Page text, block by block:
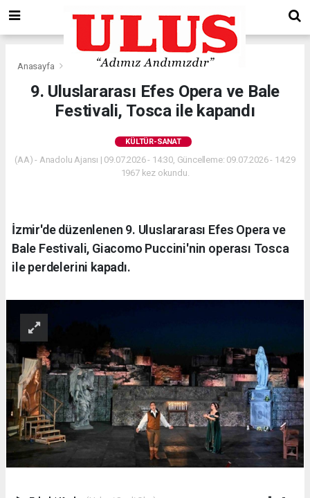
Anasayfa Kültür-Sanat
9. Uluslararası Efes Opera ve Bale
Festivali, Tosca ile kapandı
KÜLTÜR-SANAT
(AA) - Anadolu Ajansı | 09.07.2026 - 14:30, Güncelleme: 09.07.2026 - 14:29
1967 kez okundu.
İzmir'de düzenlenen 9. Uluslararası Efes Opera ve
Bale Festivali, Giacomo Puccini'nin operası Tosca
ile perdelerini kapadı.